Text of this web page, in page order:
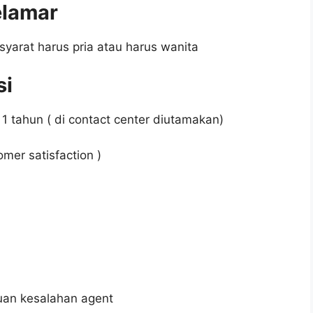
harus pria atau harus wanita
tahun ( di contact center diutamakan)
satisfaction )
kesalahan agent